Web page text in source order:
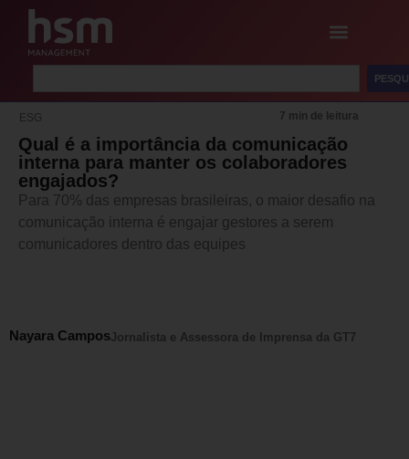
ESG 7 min de leitura
Qual é a importância da comunicação
interna para manter os colaboradores
engajados?
Para 70% das empresas brasileiras, o maior desafio na
comunicação interna é engajar gestores a serem
comunicadores dentro das equipes
Nayara CamposJornalista e Assessora de Imprensa da GT7